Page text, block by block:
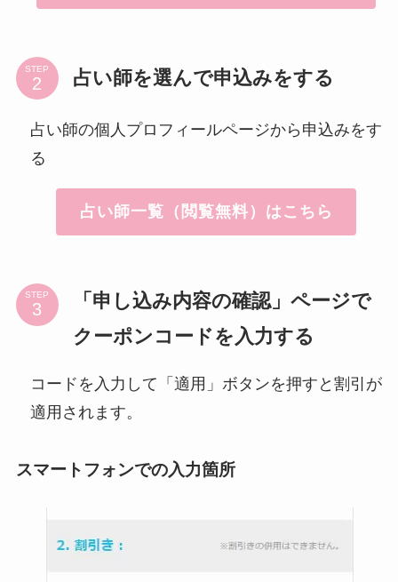
STEP 占い師を選んで申込みをする
占い師の個人プロフィールページから申込みをす
る
占い師一覧（閲覧無料）はこちら
STEP
「申し込み内容の確認」ページで
クーポンコードを入力する
コードを入力して「適用」ボタンを押すと割引が
適用されます。
スマートフォンでの入力箇所